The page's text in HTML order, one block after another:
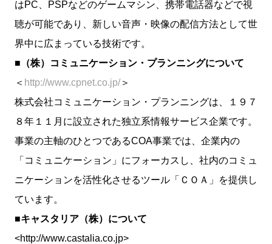
はPC、PSPなどのゲームマシン、携帯電話器などで視
聴が可能であり、新しい音声・映像の配信方法として世
界中に広まっている技術です。
■（株）コミュニケーション・プランニングについて
＜ http://www.cpnet.co.jp/＞
株式会社コミュニケーション・プランニングは、１９７
８年１１月に設立された独立系情報サービス企業です。
事業の主軸のひとつであるCOA事業では、企業内の
「コミュニケーション」にフォーカスし、社内のコミュ
ニケーションを活性化させるツール「ＣＯＡ」を提供し
ています。
■キャスタリア（株）について
<http://www.castalia.co.jp>